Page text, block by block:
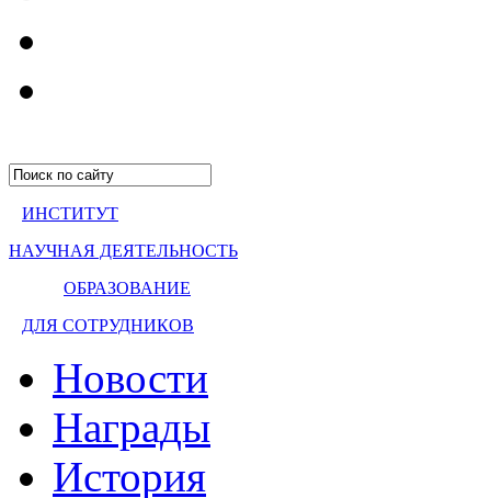
ИНСТИТУТ
НАУЧНАЯ ДЕЯТЕЛЬНОСТЬ
ОБРАЗОВАНИЕ
ДЛЯ СОТРУДНИКОВ
Новости
Награды
История